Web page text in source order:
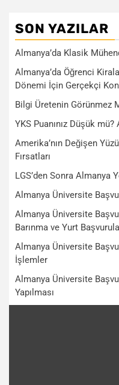
SON YAZILAR
Almanya’da Klasik
Almanya’da Öğrenci
Dönemi İçin Gerçekçi
Bilgi Üretenin Görünmez
YKS Puanınız Düşük
Amerika’nın Değişen
Fırsatları
LGS’den Sonra Almanya
Almanya Üniversite
Almanya Üniversite
Barınma ve Yurt
Almanya Üniversite
İşlemler
Almanya Üniversite
Yapılması